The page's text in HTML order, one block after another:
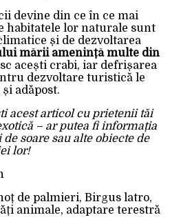
devine din ce în ce mai
habitatele lor naturale sunt
și de dezvoltarea
mării amenință multe din
acești crabi, iar defrișarea
dezvoltare turistică le
adăpost.
acest articol cu prietenii tăi
– ar putea fi informația
soare sau alte obiecte de
lor!
de palmieri, Birgus latro,
animale, adaptare terestră